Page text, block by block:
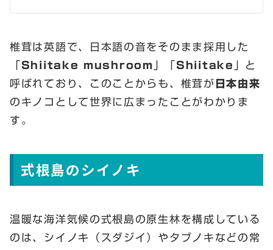
椎茸は英語で、日本語の音をそのまま採用した
Shiitake mushroom Shiitake
」と
呼ばれており、このことからも、椎茸が 日本由来
のキノコとして世界に広まったことがわかりま
す。
式根島のシイノキ
温暖な海洋気候の式根島の原生林を構成している
のは、シイノキ（スダジイ）やタブノキなどの常